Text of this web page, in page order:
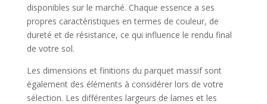
disponibles sur le marché. Chaque essence a ses
propres caractéristiques en termes de couleur, de
dureté et de résistance, ce qui influence le rendu final
de votre sol.
Les dimensions et finitions du parquet massif sont
également des éléments à considérer lors de votre
sélection. Les différentes largeurs de lames et les